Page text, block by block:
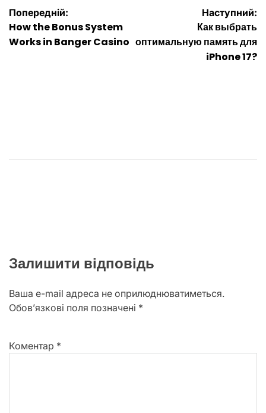
Навігація
записів
Попередній:
How the Bonus System
Works in Banger Casino
Наступний:
Как выбрать
оптимальную память для
iPhone 17?
Залишити відповідь
Ваша e-mail адреса не оприлюднюватиметься.
Обов’язкові поля позначені *
Коментар *